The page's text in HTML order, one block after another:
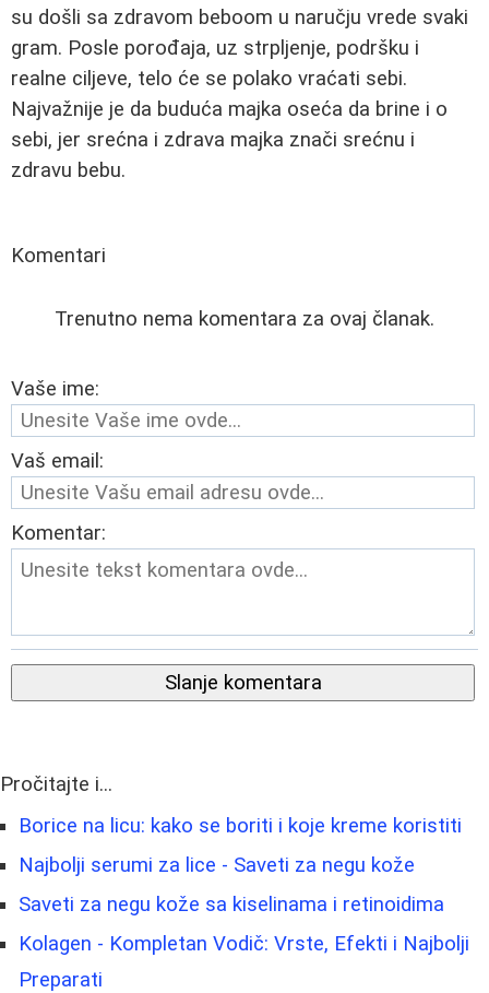
su došli sa zdravom beboom u naručju vrede svaki
gram. Posle porođaja, uz strpljenje, podršku i
realne ciljeve, telo će se polako vraćati sebi.
Najvažnije je da buduća majka oseća da brine i o
sebi, jer srećna i zdrava majka znači srećnu i
zdravu bebu.
Komentari
Trenutno nema komentara za ovaj članak.
Vaše ime:
Vaš email:
Komentar:
Slanje komentara
Pročitajte i...
Borice na licu: kako se boriti i koje kreme koristiti
Najbolji serumi za lice - Saveti za negu kože
Saveti za negu kože sa kiselinama i retinoidima
Kolagen - Kompletan Vodič: Vrste, Efekti i Najbolji
Preparati